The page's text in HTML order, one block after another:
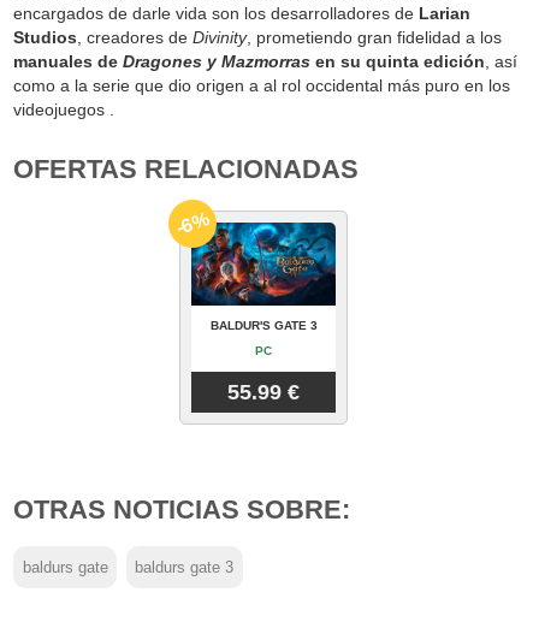
encargados de darle vida son los desarrolladores de Larian
Studios , creadores deDivinity, prometiendo gran fidelidad a los
manuales deDragones y Mazmorras en su quinta edición , así
como a la serie que dio origen a al rol occidental más puro en los
videojuegos .
OFERTAS RELACIONADAS
BALDUR'S GATE 3
PC
55.99 €
-6%
OTRAS NOTICIAS SOBRE:
baldurs gate baldurs gate 3